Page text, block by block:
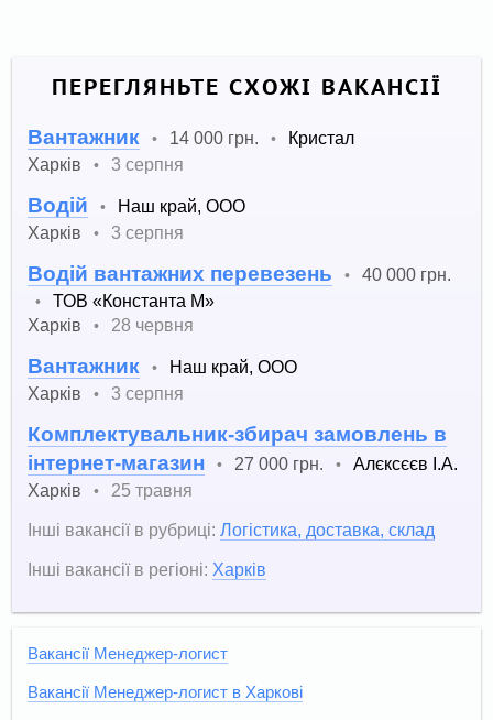
ПЕРЕГЛЯНЬТЕ СХОЖІ ВАКАНСІЇ
Вантажник • 14 000 грн. •
Кристал
Харків
• 3 серпня
Водій •
Наш край, ООО
Харків
• 3 серпня
Водій вантажних перевезень • 40 000 грн.
•
ТОВ «Константа М»
Харків
• 28 червня
Вантажник •
Наш край, ООО
Харків
• 3 серпня
Комплектувальник-збирач замовлень в
інтернет-магазин
• 27 000 грн. •
Алєксєєв І.А.
Харків
•
25 травня
Інші вакансії в рубриці: Логістика, доставка, склад
Інші вакансії в регіоні: Харків
Вакансії Менеджер-логист
Вакансії Менеджер-логист в Харкові